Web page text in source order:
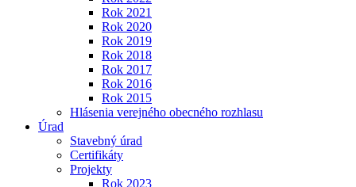
Rok 2021
Rok 2020
Rok 2019
Rok 2018
Rok 2017
Rok 2016
Rok 2015
Hlásenia verejného obecného rozhlasu
Úrad
Stavebný úrad
Certifikáty
Projekty
Rok 2023